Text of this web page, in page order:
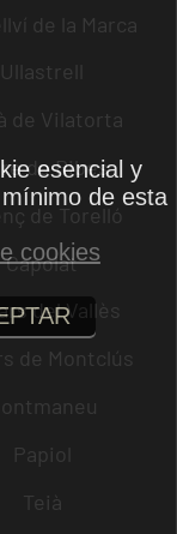
de la Marca
Ullastrell
de Vilatorta
de Ribes
de Torelló
Capolat
del Vallès
de Montclús
Papiol
Teià
esencial y
de esta
cookies